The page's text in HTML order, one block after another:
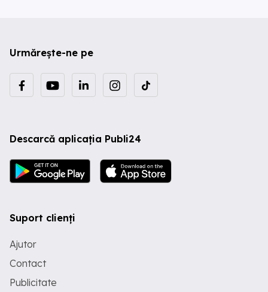
Urmărește-ne pe
Descarcă aplicația Publi24
Suport clienți
Ajutor
Contact
Publicitate